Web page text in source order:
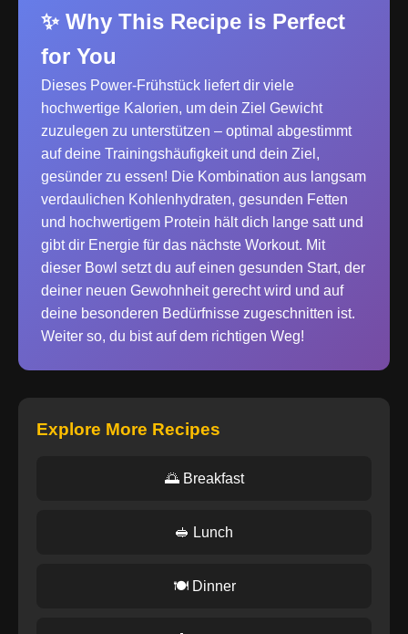
✨ Why This Recipe is Perfect
for You
Dieses Power-Frühstück liefert dir viele
hochwertige Kalorien, um dein Ziel Gewicht
zuzulegen zu unterstützen – optimal abgestimmt
auf deine Trainingshäufigkeit und dein Ziel,
gesünder zu essen! Die Kombination aus langsam
verdaulichen Kohlenhydraten, gesunden Fetten
und hochwertigem Protein hält dich lange satt und
gibt dir Energie für das nächste Workout. Mit
dieser Bowl setzt du auf einen gesunden Start, der
deiner neuen Gewohnheit gerecht wird und auf
deine besonderen Bedürfnisse zugeschnitten ist.
Weiter so, du bist auf dem richtigen Weg!
Explore More Recipes
🌅 Breakfast
🥪 Lunch
🍽️ Dinner